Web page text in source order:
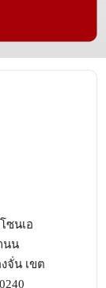
ซนเอ
นน
จั่น เขต